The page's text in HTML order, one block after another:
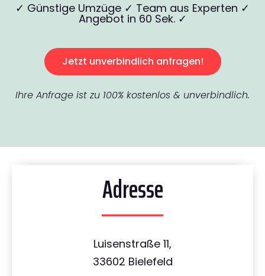
✓ Günstige Umzüge ✓ Team aus Experten ✓
Angebot in 60 Sek. ✓
Jetzt unverbindlich anfragen!
Ihre Anfrage ist zu 100% kostenlos & unverbindlich.
Adresse
Luisenstraße 11,
33602 Bielefeld